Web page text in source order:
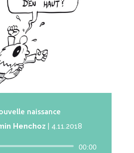
naissance
Henchoz | 4.11.2018
Lecteur
00:00